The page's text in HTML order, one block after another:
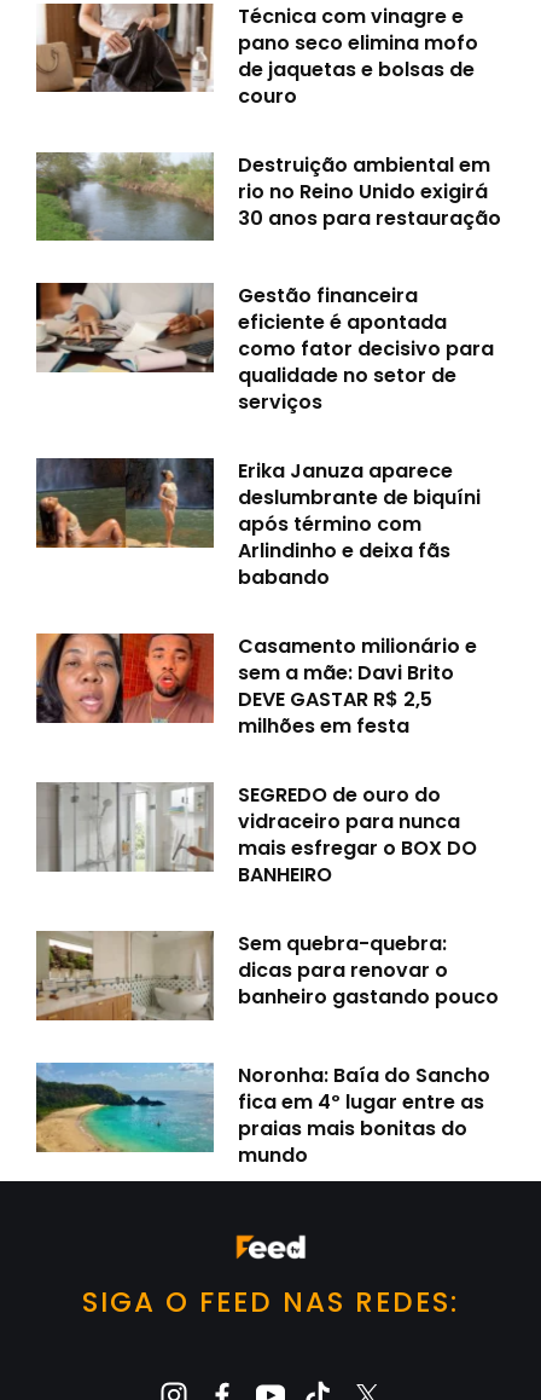
Técnica com vinagre e
pano seco elimina mofo
de jaquetas e bolsas de
couro
Destruição ambiental em
rio no Reino Unido exigirá
30 anos para restauração
Gestão financeira
eficiente é apontada
como fator decisivo para
qualidade no setor de
serviços
Erika Januza aparece
deslumbrante de biquíni
após término com
Arlindinho e deixa fãs
babando
Casamento milionário e
sem a mãe: Davi Brito
DEVE GASTAR R$ 2,5
milhões em festa
SEGREDO de ouro do
vidraceiro para nunca
mais esfregar o BOX DO
BANHEIRO
Sem quebra-quebra:
dicas para renovar o
banheiro gastando pouco
Noronha: Baía do Sancho
fica em 4º lugar entre as
praias mais bonitas do
mundo
SIGA O FEED NAS REDES: